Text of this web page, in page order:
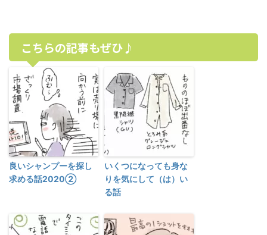
こちらの記事もぜひ♪
良いシャンプーを探し
求める話2020②
いくつになっても身な
りを気にして（は）い
る話